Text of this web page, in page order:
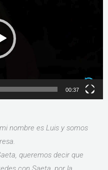
00:37
nombre es Luis y somos
queremos decir que